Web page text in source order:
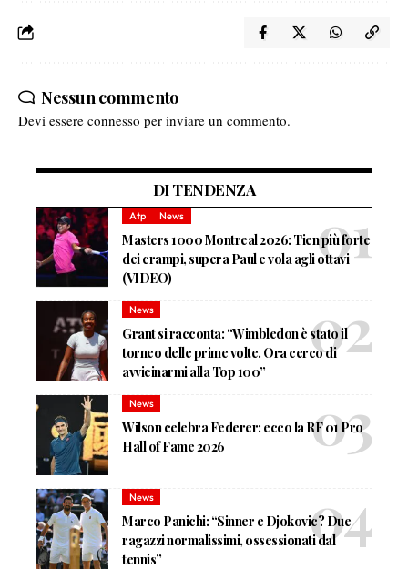
Nessun commento
Devi essere connesso per inviare un commento.
DI TENDENZA
Atp News
Masters 1000 Montreal 2026: Tien più forte
dei crampi, supera Paul e vola agli ottavi
(VIDEO)
News
Grant si racconta: “Wimbledon è stato il
torneo delle prime volte. Ora cerco di
avvicinarmi alla Top 100”
News
Wilson celebra Federer: ecco la RF 01 Pro
Hall of Fame 2026
News
Marco Panichi: “Sinner e Djokovic? Due
ragazzi normalissimi, ossessionati dal
tennis”